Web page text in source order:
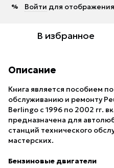
% Войти для
В избранное
Описание
Книга является пособием
обслуживанию и ремонту
Berlingo с 1996 по 2002 гг.
предназначена для
станций технического
мастерских.
Бензиновые двигатели